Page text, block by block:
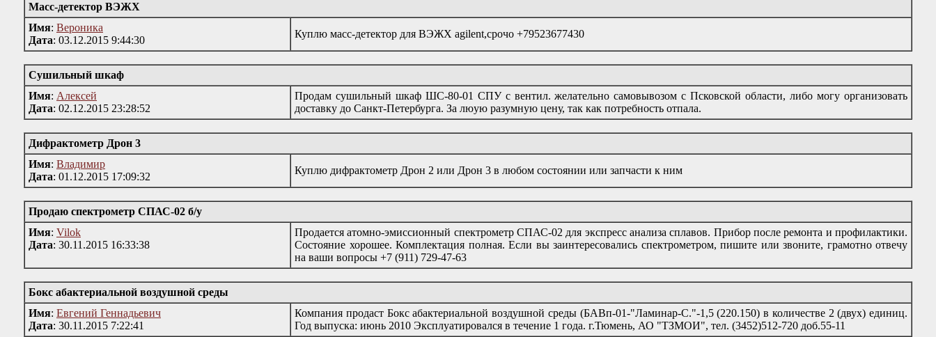
Масс-детектор ВЭЖХ
Имя: Вероника
Дата: 03.12.2015 9:44:30
Куплю масс-детектор для ВЭЖХ agilent,срочо +79523677430
Сушильный шкаф
Имя: Алексей
Дата: 02.12.2015 23:28:52
Продам сушильный шкаф ШС-80-01 СПУ с вентил. желательно самовывозом с Псковской области, либо могу организовать
доставку до Санкт-Петербурга. За люую разумную цену, так как потребность отпала.
Дифрактометр Дрон 3
Имя: Владимир
Дата: 01.12.2015 17:09:32
Куплю дифрактометр Дрон 2 или Дрон 3 в любом состоянии или запчасти к ним
Продаю спектрометр СПАС-02 б/y
Имя: Vilok
Дата: 30.11.2015 16:33:38
Продается атомно-эмиссионный спектрометр СПАС-02 для экспресс анализа сплавов. Прибор после ремонта и профилактики.
Состояние хорошее. Комплектация полная. Если вы заинтересовались спектрометром, пишите или звоните, грамотно отвечу
на ваши вопросы +7 (911) 729-47-63
Бокс абактериальной воздушной среды
Имя: Евгений Геннадьевич
Дата: 30.11.2015 7:22:41
Компания продаст Бокс абактериальной воздушной среды (БАВп-01-"Ламинар-С."-1,5 (220.150) в количестве 2 (двух) единиц.
Год выпуска: июнь 2010 Эксплуатировался в течение 1 года. г.Тюмень, АО "ТЗМОИ", тел. (3452)512-720 доб.55-11